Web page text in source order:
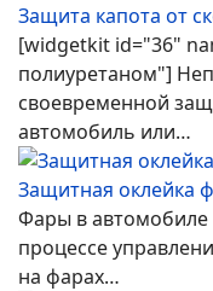
Защита капота от
[widgetkit id="36"
полиуретаном"]
своевременной
автомобиль или…
Защитная оклейка
Фары в
процессе
на фарах…